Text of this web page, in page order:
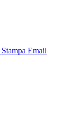
Stampa Email